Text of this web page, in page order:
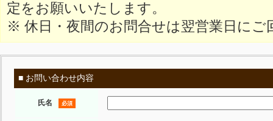
定をお願いいたします。
※ 休日・夜間のお問合せは翌営業日にご
■ お問い合わせ内容
氏名 必須